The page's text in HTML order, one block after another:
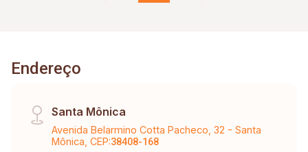
Endereço
Santa Mônica
Avenida Belarmino Cotta Pacheco, 32 - Santa
Mônica, CEP:38408-168